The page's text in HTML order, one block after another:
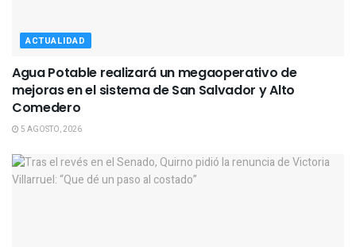
ACTUALIDAD
Agua Potable realizará un megaoperativo de
mejoras en el sistema de San Salvador y Alto
Comedero
5 AGOSTO, 2026